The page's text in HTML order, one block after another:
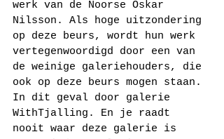
werk van de Noorse Oskar
Nilsson. Als hoge uitzondering
op deze beurs, wordt hun werk
vertegenwoordigd door een van
de weinige galeriehouders, die
ook op deze beurs mogen staan.
In dit geval door galerie
WithTjalling. En je raadt
nooit waar deze galerie is